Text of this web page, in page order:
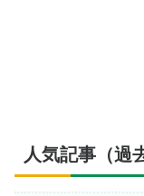
人気記事（過